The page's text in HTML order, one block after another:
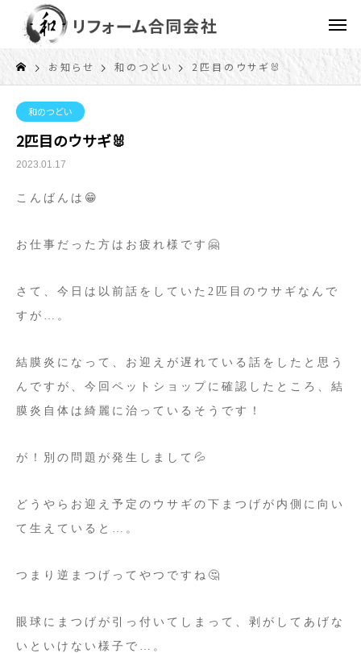
お知らせ 和のつどい 2匹目のウサギ🐰
和のつどい
2匹目のウサギ🐰
2023.01.17
こんばんは😁
お仕事だった方はお疲れ様です🤗
さて、今日は以前話をしていた2匹目のウサギなんで
すが…。
結膜炎になって、お迎えが遅れている話をしたと思う
んですが、今回ペットショップに確認したところ、結
膜炎自体は綺麗に治っているそうです！
が！別の問題が発生しまして💦
どうやらお迎え予定のウサギの下まつげが内側に向い
て生えていると…。
つまり逆まつげってやつですね🤔
眼球にまつげが引っ付いてしまって、剥がしてあげな
いといけない様子で…。